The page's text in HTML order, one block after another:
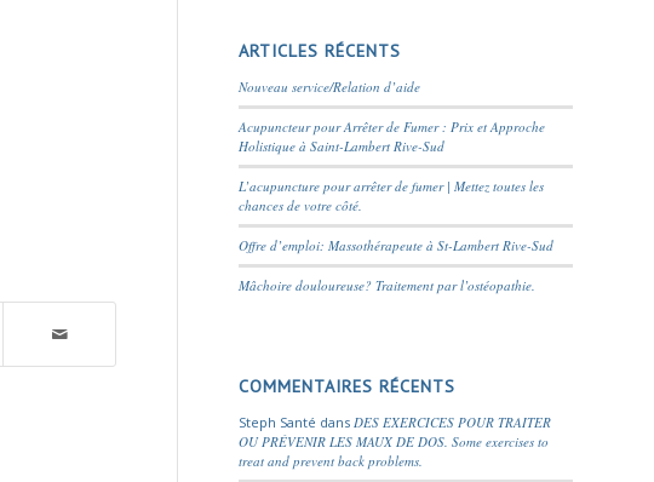
ARTICLES RÉCENTS
Nouveau service/Relation d’aide
Acupuncteur pour Arrêter de Fumer : Prix et Approche
Holistique à Saint-Lambert Rive-Sud
L’acupuncture pour arrêter de fumer | Mettez toutes les
chances de votre côté.
Offre d’emploi: Massothérapeute à St-Lambert Rive-Sud
Mâchoire douloureuse? Traitement par l’ostéopathie.
COMMENTAIRES RÉCENTS
Steph Santé dans DES EXERCICES POUR TRAITER
OU PRÉVENIR LES MAUX DE DOS. Some exercises to
treat and prevent back problems.